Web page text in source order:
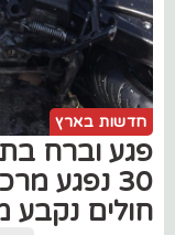
חדשות בארץ
פגע וברח
30 נפגע
חולים נקבע